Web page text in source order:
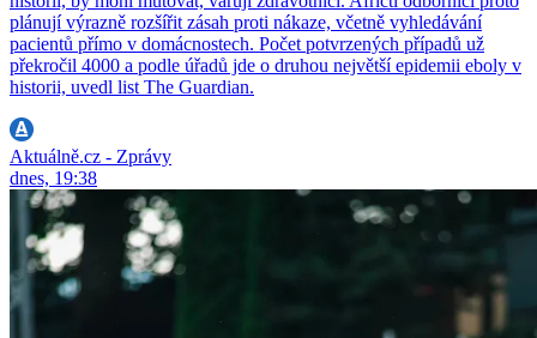
plánují výrazně rozšířit zásah proti nákaze, včetně vyhledávání
pacientů přímo v domácnostech. Počet potvrzených případů už
překročil 4000 a podle úřadů jde o druhou největší epidemii eboly v
historii, uvedl list The Guardian.
Aktuálně.cz - Zprávy
dnes, 19:38